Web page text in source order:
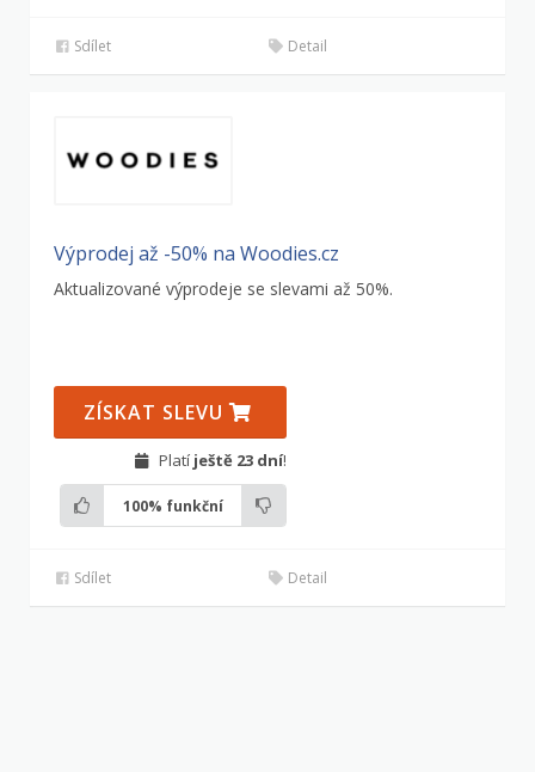
Sdílet Detail
Výprodej až -50% na Woodies.cz
Aktualizované výprodeje se slevami až 50%.
ZÍSKAT SLEVU
Platí ještě 23 dní!
100% funkční
Sdílet Detail